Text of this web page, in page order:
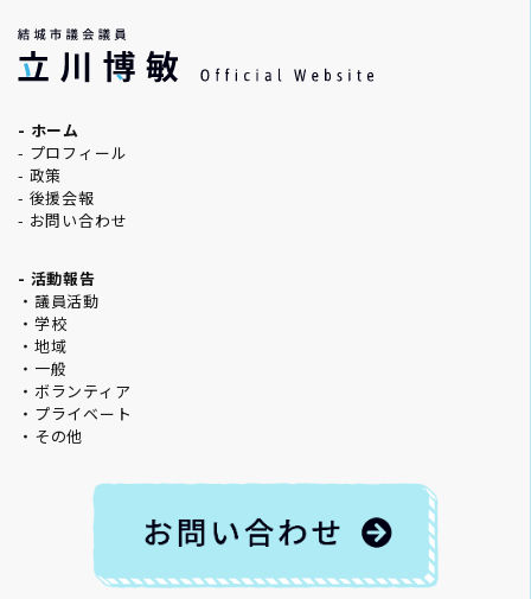
- ホーム
- プロフィール
- 政策
- 後援会報
- お問い合わせ
- 活動報告
・議員活動
・学校
・地域
・一般
・ボランティア
・プライベート
・その他